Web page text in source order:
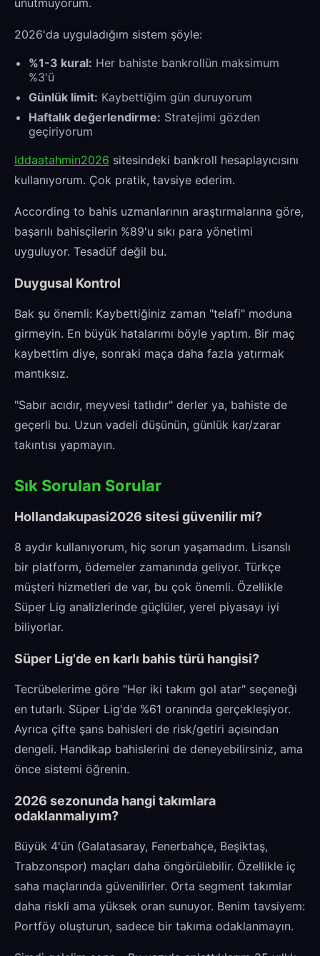
unutmuyorum.
2026'da uyguladığım sistem şöyle:
%1-3 kural: Her bahiste bankrollün maksimum
%3'ü
Günlük limit: Kaybettiğim gün duruyorum
Haftalık değerlendirme: Stratejimi gözden
geçiriyorum
Iddaatahmin2026 sitesindeki bankroll hesaplayıcısını
kullanıyorum. Çok pratik, tavsiye ederim.
According to bahis uzmanlarının araştırmalarına göre,
başarılı bahisçilerin %89'u sıkı para yönetimi
uyguluyor. Tesadüf değil bu.
Duygusal Kontrol
Bak şu önemli: Kaybettiğiniz zaman "telafi" moduna
girmeyin. En büyük hatalarımı böyle yaptım. Bir maç
kaybettim diye, sonraki maça daha fazla yatırmak
mantıksız.
"Sabır acıdır, meyvesi tatlıdır" derler ya, bahiste de
geçerli bu. Uzun vadeli düşünün, günlük kar/zarar
takıntısı yapmayın.
Sık Sorulan Sorular
Hollandakupasi2026 sitesi güvenilir mi?
8 aydır kullanıyorum, hiç sorun yaşamadım. Lisanslı
bir platform, ödemeler zamanında geliyor. Türkçe
müşteri hizmetleri de var, bu çok önemli. Özellikle
Süper Lig analizlerinde güçlüler, yerel piyasayı iyi
biliyorlar.
Süper Lig'de en karlı bahis türü hangisi?
Tecrübelerime göre "Her iki takım gol atar" seçeneği
en tutarlı. Süper Lig'de %61 oranında gerçekleşiyor.
Ayrıca çifte şans bahisleri de risk/getiri açısından
dengeli. Handikap bahislerini de deneyebilirsiniz, ama
önce sistemi öğrenin.
2026 sezonunda hangi takımlara
odaklanmalıyım?
Büyük 4'ün (Galatasaray, Fenerbahçe, Beşiktaş,
Trabzonspor) maçları daha öngörülebilir. Özellikle iç
saha maçlarında güvenilirler. Orta segment takımlar
daha riskli ama yüksek oran sunuyor. Benim tavsiyem:
Portföy oluşturun, sadece bir takıma odaklanmayın.